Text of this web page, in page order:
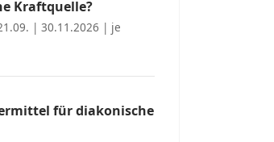
Kraftquelle?
| 30.11.2026 | je
für diakonische